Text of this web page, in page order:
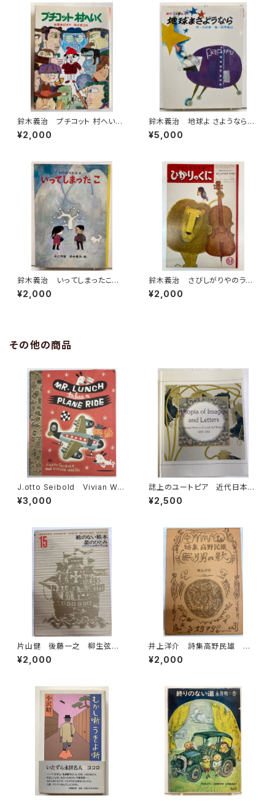
鈴木義治 プチコット 村へい
く 安藤美紀夫 1989年新装
１刷 新日本出版社刊
¥2,000
鈴木義治 地球よ さようなら
久保喬 創作SFえほん 1969
年 初版 盛光社刊
¥5,000
鈴木義治 いってしまったこ
今江祥智 カバーなし 1969
年 初版 実業之日本社
¥2,000
鈴木義治 さびしがりやのライ
オン 飯島敏子 1967年 ひ
かりのくに
¥2,000
その他の商品
J.otto Seibold Vivian Wal
sh Mr. Lunch Takes a Pla
ne Ride 1993年 初版 VI
¥3,000
誌上のユートピア 近代日本の
絵画と美術雑誌1889-1915
神奈川県立近代美術館(編) 美
¥2,500
片山健 後藤一之 柳生弦一
郎 少年少女世界文学全集15
絵のない絵本 星のひとみ
¥2,000
井上洋介 詩集高野民雄 眠り
男の歌 1979年 駒込書房
¥2,000